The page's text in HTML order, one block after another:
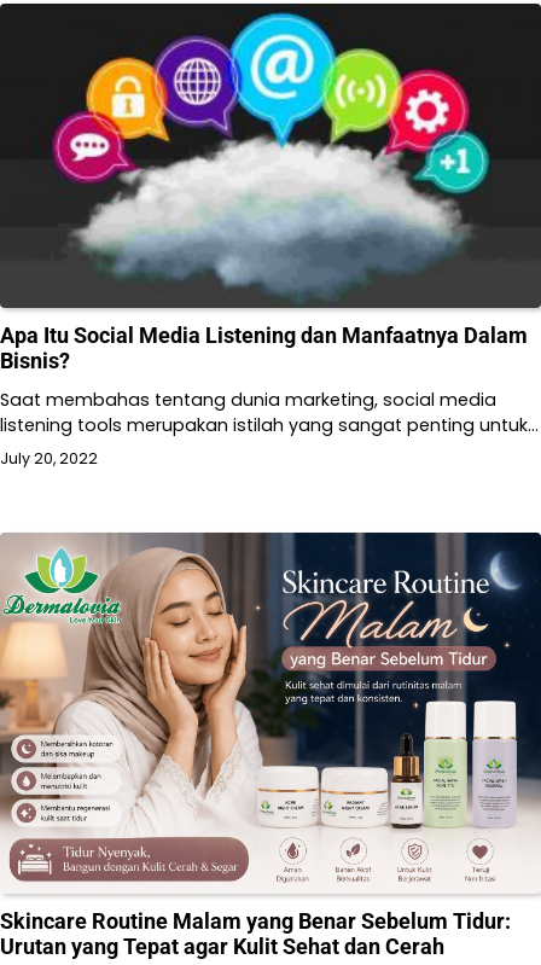
Apa Itu Social Media Listening dan Manfaatnya Dalam
Bisnis?
Saat membahas tentang dunia marketing, social media
listening tools merupakan istilah yang sangat penting untuk…
July 20, 2022
Skincare Routine Malam yang Benar Sebelum Tidur:
Urutan yang Tepat agar Kulit Sehat dan Cerah